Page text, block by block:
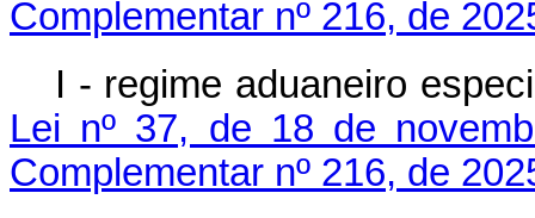
Complementar nº 216, de
I - regime aduaneiro
Lei nº 37, de 18 de
Complementar nº 216, de